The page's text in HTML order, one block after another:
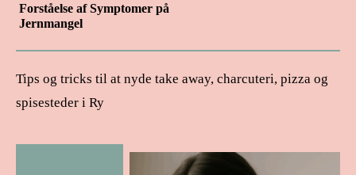
Forståelse af Symptomer på
Jernmangel
Tips og tricks til at nyde take away, charcuteri, pizza og
spisesteder i Ry